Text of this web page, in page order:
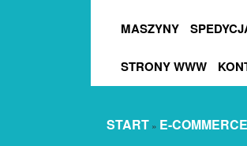
MASZYNY
STRONY WWW
START » E-COMMERCE